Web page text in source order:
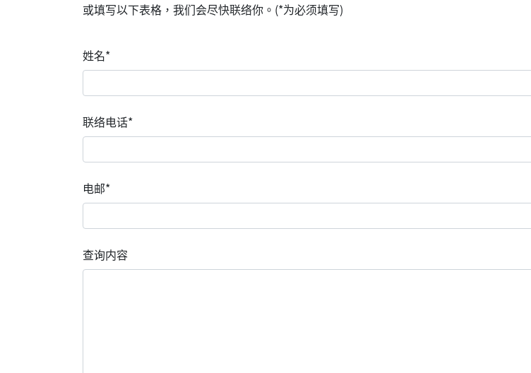
或填写以下表格，我们会尽快联络你。(*为必须填写)
姓名*
联络电话*
电邮*
查询内容